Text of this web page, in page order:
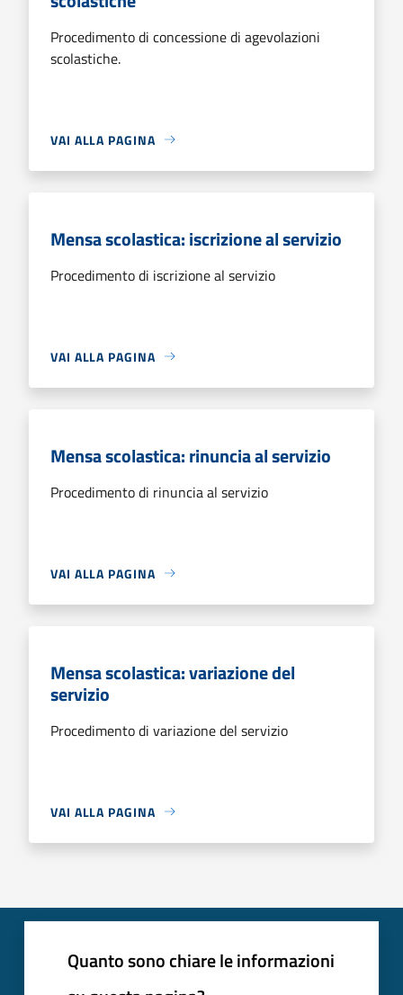
Procedimento di concessione di agevolazioni
scolastiche.
VAI ALLA PAGINA
Mensa scolastica: iscrizione al servizio
Procedimento di iscrizione al servizio
VAI ALLA PAGINA
Mensa scolastica: rinuncia al servizio
Procedimento di rinuncia al servizio
VAI ALLA PAGINA
Mensa scolastica: variazione del
servizio
Procedimento di variazione del servizio
VAI ALLA PAGINA
Quanto sono chiare le informazioni